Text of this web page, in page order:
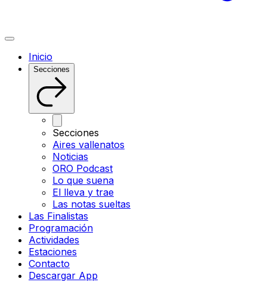
Inicio
Secciones
Secciones
Aires vallenatos
Noticias
ORO Podcast
Lo que suena
El lleva y trae
Las notas sueltas
Las Finalistas
Programación
Actividades
Estaciones
Contacto
Descargar App